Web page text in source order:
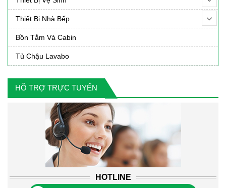
Thiết Bị Nhà Bếp
Bồn Tắm Và Cabin
Tủ Chậu Lavabo
HỖ TRỢ TRỰC TUYẾN
HOTLINE